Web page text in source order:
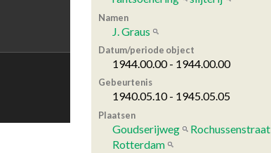
Namen
J. Graus
Datum/periode object
1944.00.00 - 1944.00.00
Gebeurtenis
1940.05.10 - 1945.05.05
Plaatsen
Goudserijweg
Rochussenstraat
Rotterdam